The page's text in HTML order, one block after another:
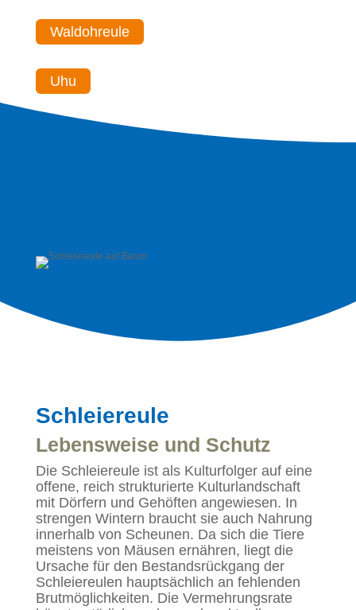
Waldohreule
Uhu
Schleiereule
Lebensweise und Schutz
Die Schleiereule ist als Kulturfolger auf eine
offene, reich strukturierte Kulturlandschaft
mit Dörfern und Gehöften angewiesen. In
strengen Wintern braucht sie auch Nahrung
innerhalb von Scheunen. Da sich die Tiere
meistens von Mäusen ernähren, liegt die
Ursache für den Bestandsrückgang der
Schleiereulen hauptsächlich an fehlenden
Brutmöglichkeiten. Die Vermehrungsrate